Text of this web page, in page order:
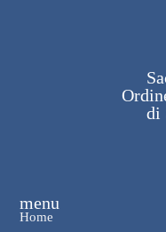
di
menu
Home